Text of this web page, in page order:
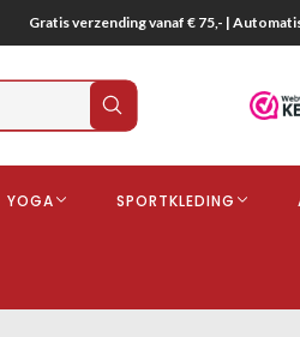
Gratis verzending vanaf € 75,- |
YOGA SPORTKLEDING